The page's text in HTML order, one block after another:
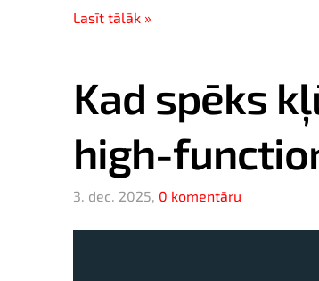
Lasīt tālāk »
Kad spēks
high-
3. dec. 2025, 0 komentāru